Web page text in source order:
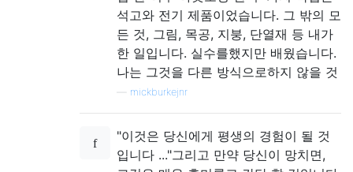
석고와 전기 제품이었습니다. 그 밖의 모
든 것, 그림, 목공, 지붕, 단열재 등 내가
한 일입니다. 실수를했지만 배웠습니다.
나는 그것을 다른 방식으로하지 않을 것
mickburkejnr
"이것은 당신에게 평생의 경험이 될 것
입니다 ..."그리고 만약 당신이 망치면,